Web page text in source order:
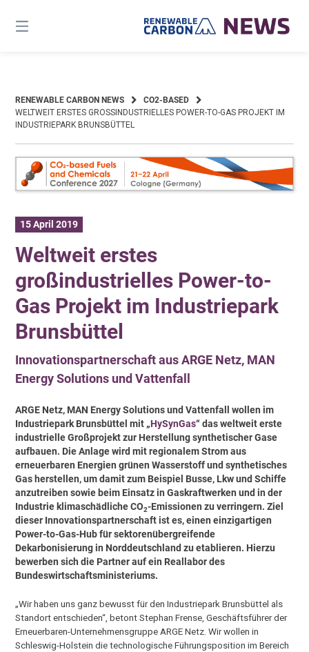
content
RENEWABLE CARBON NEWS
CO2-BASED
WELTWEIT ERSTES GROSSINDUSTRIELLES POWER-TO-GAS PROJEKT IM I
NDUSTRIEPARK BRUNSBÜTTEL
15 April 2019
Weltweit erstes
großindustrielles Power-to-
Gas Projekt im Industriepark
Brunsbüttel
Innovationspartnerschaft aus ARGE Netz, MAN
Energy Solutions und Vattenfall
ARGE Netz, MAN Energy Solutions und Vattenfall wollen im
Industriepark Brunsbüttel mit „HySynGas“ das weltweit erste
industrielle Großprojekt zur Herstellung synthetischer Gase
aufbauen. Die Anlage wird mit regionalem Strom aus
erneuerbaren Energien grünen Wasserstoff und synthetisches
Gas herstellen, um damit zum Beispiel Busse, Lkw und Schiffe
anzutreiben sowie beim Einsatz in Gaskraftwerken und in der
Industrie klimaschädliche CO2-Emissionen zu verringern. Ziel
dieser Innovationspartnerschaft ist es, einen einzigartigen
Power-to-Gas-Hub für sektorenübergreifende
Dekarbonisierung in Norddeutschland zu etablieren. Hierzu
bewerben sich die Partner auf ein Reallabor des
Bundeswirtschaftsministeriums.
„Wir haben uns ganz bewusst für den Industriepark Brunsbüttel als
Standort entschieden“, betont Stephan Frense, Geschäftsführer der
Erneuerbaren-Unternehmensgruppe ARGE Netz. Wir wollen in
Schleswig-Holstein die technologische Führungsposition im Bereich